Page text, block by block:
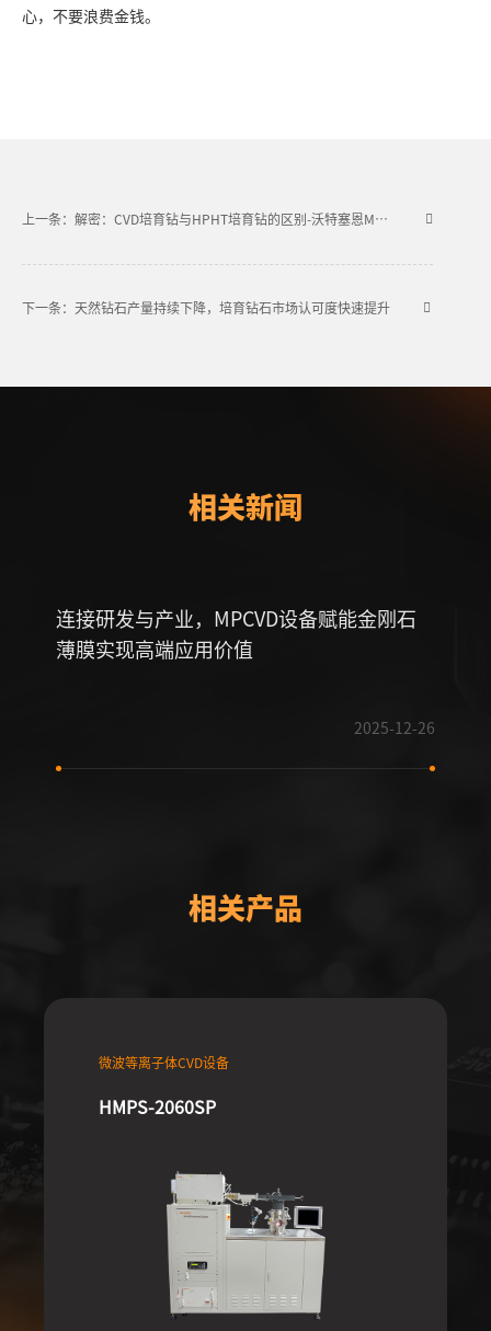
心，不要浪费金钱。
上一条：解密：CVD培育钻与HPHT培育钻的区别-沃特塞恩MPCVD设备
下一条：天然钻石产量持续下降，培育钻石市场认可度快速提升
相关新闻
连接研发与产业，MPCVD设备赋能金刚石
薄膜实现高端应用价值
2025-12-26
相关产品
微波等离子体CVD设备
HMPS-2060SP